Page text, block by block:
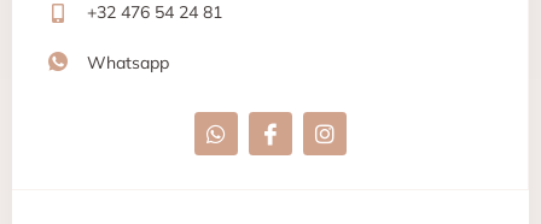
+32 476 54 24 81
Whatsapp